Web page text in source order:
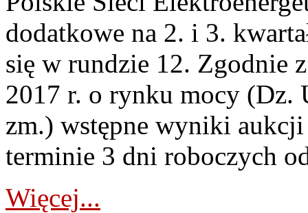
dodatkowe na 2. i 3.
się w rundzie 12. Zgodnie
2017 r. o rynku mocy (Dz.
zm.) wstępne wyniki
terminie 3 dni roboczych
Więcej...